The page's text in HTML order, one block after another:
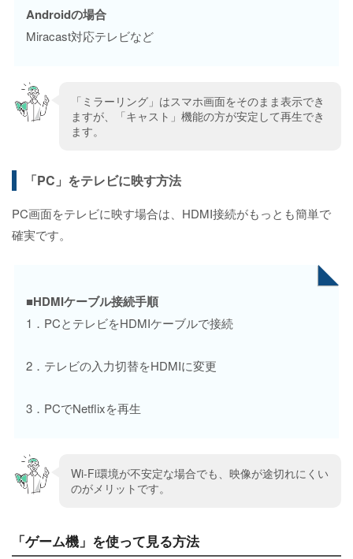
Androidの場合
Miracast対応テレビなど
「ミラーリング」はスマホ画面をそのまま表示でき
ますが、「キャスト」機能の方が安定して再生でき
ます。
「PC」をテレビに映す方法
PC画面をテレビに映す場合は、HDMI接続がもっとも簡単で
確実です。
■HDMIケーブル接続手順
1．PCとテレビをHDMIケーブルで接続
2．テレビの入力切替をHDMIに変更
3．PCでNetflixを再生
Wi-Fi環境が不安定な場合でも、映像が途切れにくい
のがメリットです。
「ゲーム機」を使って見る方法